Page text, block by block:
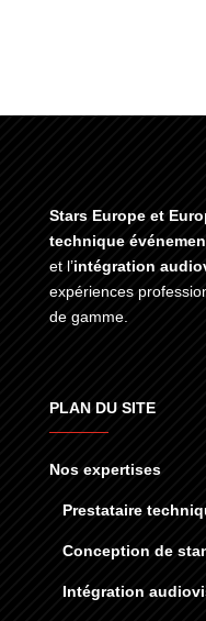
Stars Europe et
technique
et l’intégration
expériences
de gamme.
PLAN DU SITE
Nos expertises
Prestataire
Conception de
Intégration